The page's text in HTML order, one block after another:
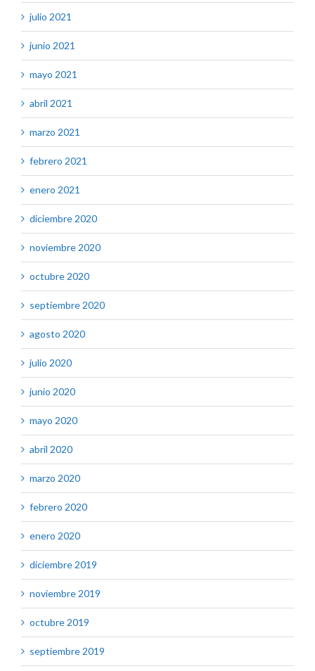
julio 2021
junio 2021
mayo 2021
abril 2021
marzo 2021
febrero 2021
enero 2021
diciembre 2020
noviembre 2020
octubre 2020
septiembre 2020
agosto 2020
julio 2020
junio 2020
mayo 2020
abril 2020
marzo 2020
febrero 2020
enero 2020
diciembre 2019
noviembre 2019
octubre 2019
septiembre 2019